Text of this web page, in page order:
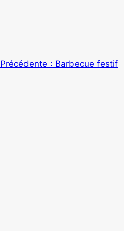
Précédente : Barbecue festif